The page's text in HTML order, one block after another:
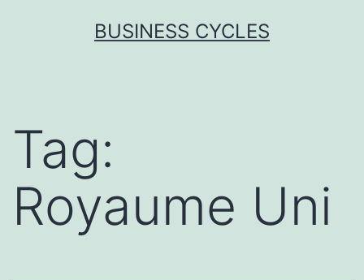
BUSINESS CYCLES
Tag:
Royaume Uni